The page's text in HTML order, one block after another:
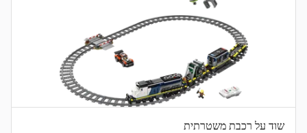
שוד על רכבת משטרתית